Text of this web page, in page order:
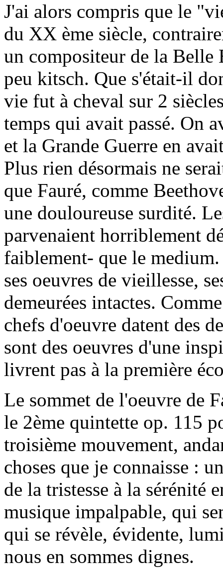
J'ai alors compris que le
du XX ème siècle,
un compositeur de la Belle
peu kitsch. Que s'était-il
vie fut à cheval sur 2
temps qui avait passé. On
et la Grande Guerre en
Plus rien désormais ne
que Fauré, comme
une douloureuse surdité.
parvenaient horriblement
faiblement- que le
ses oeuvres de vieillesse,
demeurées intactes.
chefs d'oeuvre datent des
sont des oeuvres d'une
livrent pas à la première
Le sommet de l'oeuvre de
le 2ème quintette op. 115
troisième mouvement,
choses que je connaisse :
de la tristesse à la sérénité
musique impalpable, qui
qui se révèle, évidente,
nous en sommes dignes.